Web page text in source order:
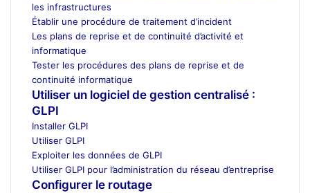
les infrastructures
Établir une procédure de traitement d’incident
Les plans de reprise et de continuité d’activité et
informatique
Tester les procédures des plans de reprise et de
continuité informatique
Utiliser un logiciel de gestion centralisé :
GLPI
Installer GLPI
Utiliser GLPI
Exploiter les données de GLPI
Utiliser GLPI pour l’administration du réseau d’entreprise
Configurer le routage